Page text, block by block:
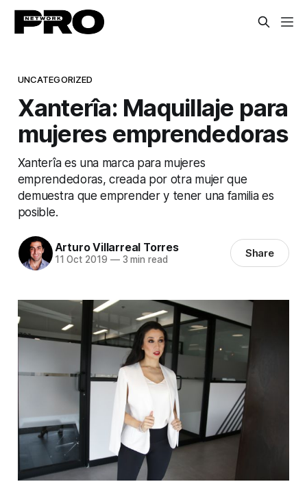
UNCATEGORIZED
Xanterîa: Maquillaje para
mujeres emprendedoras
Xanterîa es una marca para mujeres
emprendedoras, creada por otra mujer que
demuestra que emprender y tener una familia es
posible.
Arturo Villarreal Torres
11 Oct 2019 —3 min read Share